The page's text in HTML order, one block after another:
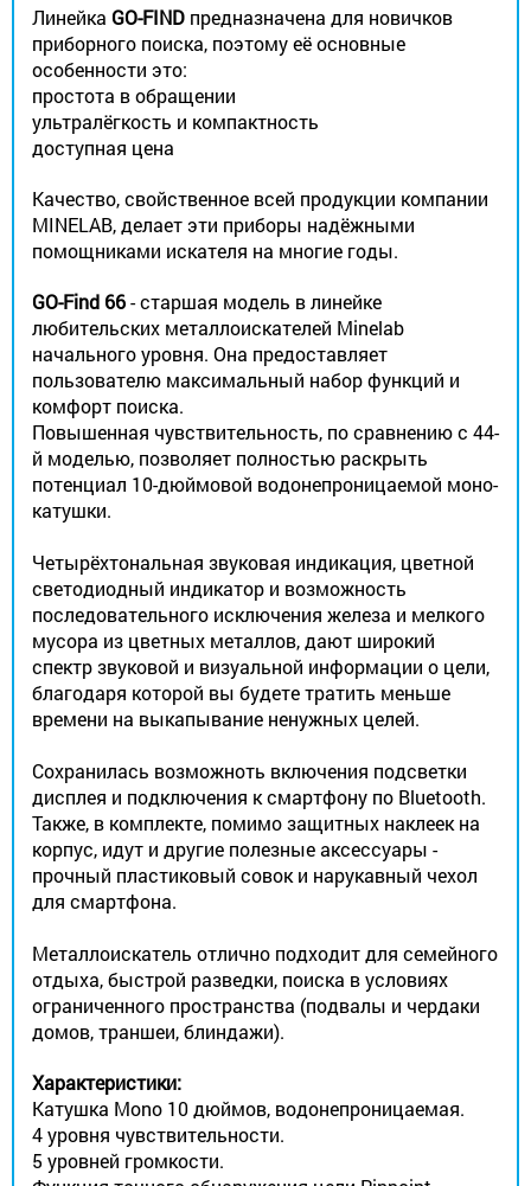
Линейка GO-FIND предназначена для новичков
приборного поиска, поэтому её основные
особенности это:
простота в обращении
ультралёгкость и компактность
доступная цена
Качество, свойственное всей продукции компании
MINELAB, делает эти приборы надёжными
помощниками искателя на многие годы.
GO-Find 66- старшая модель в линейке
любительских металлоискателей Minelab
начального уровня. Она предоставляет
пользователю максимальный набор функций и
комфорт поиска.
Повышенная чувствительность, по сравнению с 44-
й моделью, позволяет полностью раскрыть
потенциал 10-дюймовой водонепроницаемой моно-
катушки.
Четырёхтональная звуковая индикация, цветной
светодиодный индикатор и возможность
последовательного исключения железа и мелкого
мусора из цветных металлов, дают широкий
спектр звуковой и визуальной информации о цели,
благодаря которой вы будете тратить меньше
времени на выкапывание ненужных целей.
Сохранилась возможноть включения подсветки
дисплея и подключения к смартфону по Bluetooth.
Также, в комплекте, помимо защитных наклеек на
корпус, идут и другие полезные аксессуары -
прочный пластиковый совок и нарукавный чехол
для смартфона.
Металлоискатель отлично подходит для семейного
отдыха, быстрой разведки, поиска в условиях
ограниченного пространства (подвалы и чердаки
домов, траншеи, блиндажи).
Характеристики:
Катушка Mono 10 дюймов, водонепроницаемая.
4 уровня чувствительности.
5 уровней громкости.